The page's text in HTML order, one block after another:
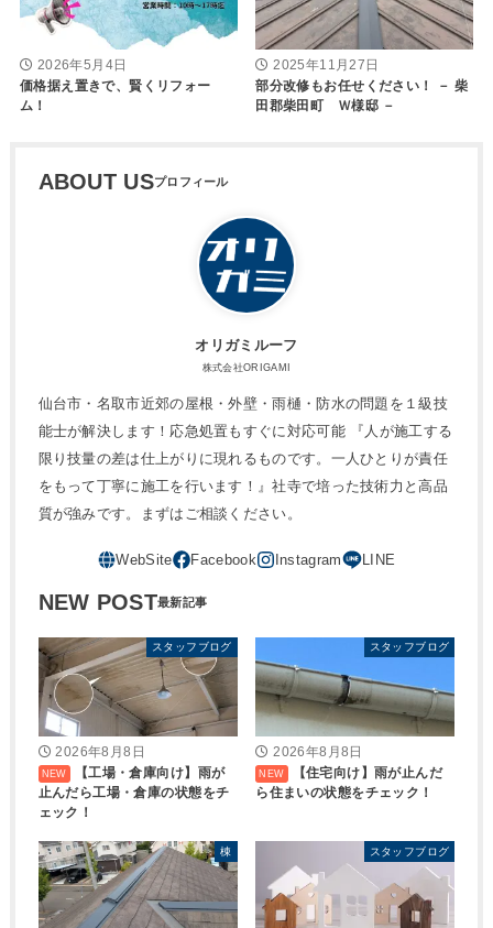
2026年5月4日
価格据え置きで、賢くリフォー
ム！
2025年11月27日
部分改修もお任せください！ － 柴
田郡柴田町 Ｗ様邸 －
ABOUT US
オリガミルーフ
株式会社ORIGAMI
仙台市・名取市近郊の屋根・外壁・雨樋・防水の問題を１級技
能士が解決します！応急処置もすぐに対応可能 『人が施工する
限り技量の差は仕上がりに現れるものです。一人ひとりが責任
をもって丁寧に施工を行います！』社寺で培った技術力と高品
質が強みです。まずはご相談ください。
NEW POST
スタッフブログ
2026年8月8日
【工場・倉庫向け】雨が
止んだら工場・倉庫の状態をチ
ェック！
スタッフブログ
2026年8月8日
【住宅向け】雨が止んだ
ら住まいの状態をチェック！
棟 スタッフブログ